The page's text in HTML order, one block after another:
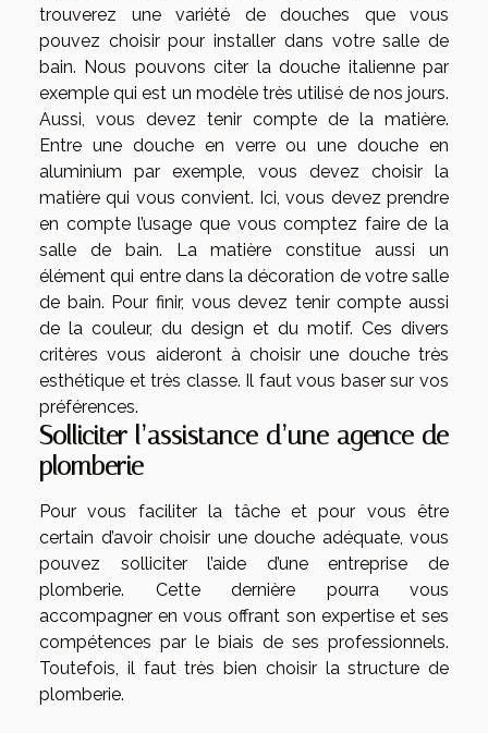
trouverez une variété de douches que vous
pouvez choisir pour installer dans votre salle de
bain. Nous pouvons citer la douche italienne par
exemple qui est un modèle très utilisé de nos jours.
Aussi, vous devez tenir compte de la matière.
Entre une douche en verre ou une douche en
aluminium par exemple, vous devez choisir la
matière qui vous convient. Ici, vous devez prendre
en compte l’usage que vous comptez faire de la
salle de bain. La matière constitue aussi un
élément qui entre dans la décoration de votre salle
de bain. Pour finir, vous devez tenir compte aussi
de la couleur, du design et du motif. Ces divers
critères vous aideront à choisir une douche très
esthétique et très classe. Il faut vous baser sur vos
préférences.
Solliciter l’assistance d’une agence de
plomberie
Pour vous faciliter la tâche et pour vous être
certain d’avoir choisir une douche adéquate, vous
pouvez solliciter l’aide d’une entreprise de
plomberie. Cette dernière pourra vous
accompagner en vous offrant son expertise et ses
compétences par le biais de ses professionnels.
Toutefois, il faut très bien choisir la structure de
plomberie.